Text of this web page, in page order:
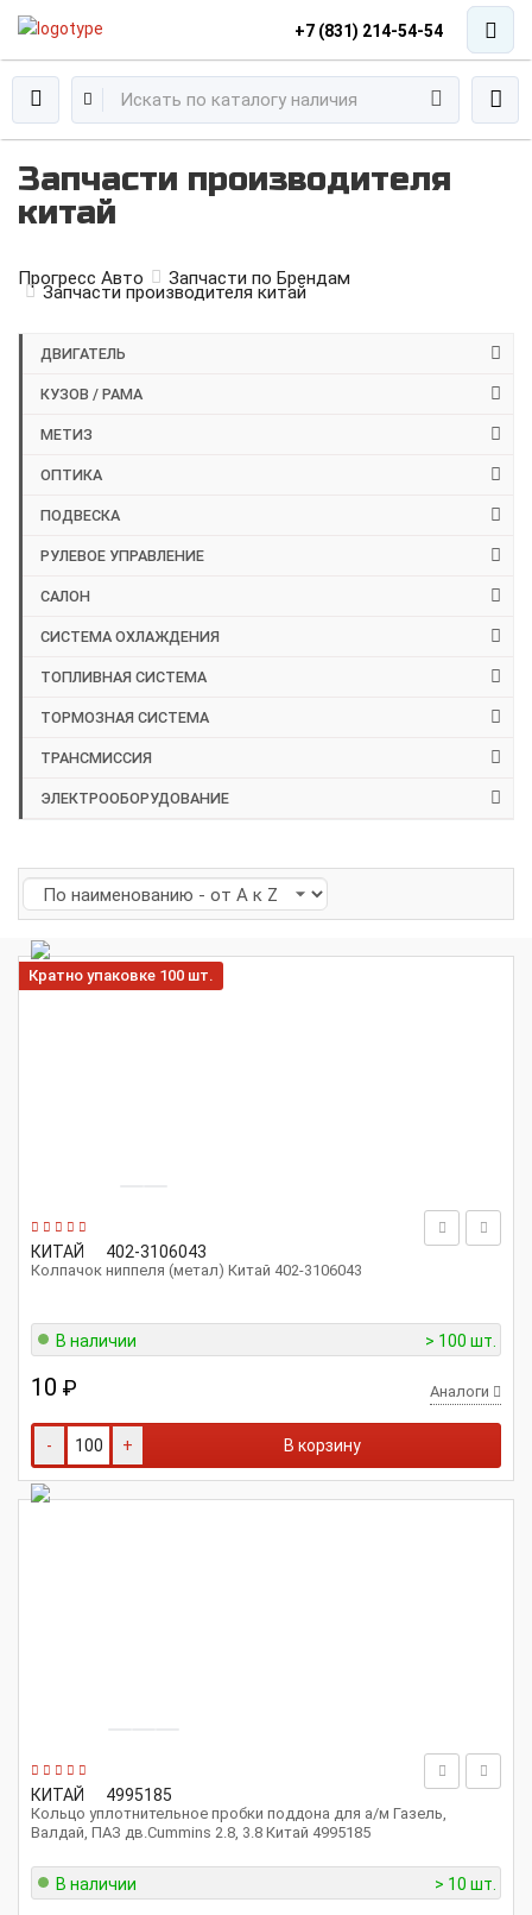
+7 (831) 214-54-54
Запчасти производителя
китай
Прогресс Авто Запчасти по Брендам
Запчасти производителя китай
ДВИГАТЕЛЬ
КУЗОВ / РАМА
МЕТИЗ
ОПТИКА
ПОДВЕСКА
РУЛЕВОЕ УПРАВЛЕНИЕ
САЛОН
СИСТЕМА ОХЛАЖДЕНИЯ
ТОПЛИВНАЯ СИСТЕМА
ТОРМОЗНАЯ СИСТЕМА
ТРАНСМИССИЯ
ЭЛЕКТРООБОРУДОВАНИЕ
КИТАЙ 402-3106043
Колпачок ниппеля (метал) Китай 402-3106043
Кратно упаковке 100 шт.
В наличии > 100 шт.
10 ₽ Аналоги
- + В корзину
КИТАЙ 4995185
Кольцо уплотнительное пробки поддона для а/м Газель,
Валдай, ПАЗ дв.Cummins 2.8, 3.8 Китай 4995185
В наличии > 10 шт.